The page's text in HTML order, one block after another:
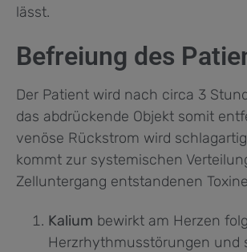
lässt.
Befreiung des
Der Patient wird nach circa 3
das abdrückende Objekt somit
venöse Rückstrom wird
kommt zur systemischen
Zelluntergang entstandenen
Kalium bewirkt am Herzen
Herzrhythmusstörungen und